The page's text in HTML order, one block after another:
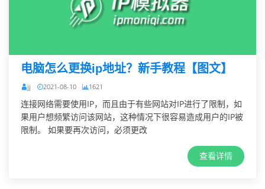
电脑怎么更换ip地址？新手教程【图文】
jj 2021-08-10 1621
连接网络需要使用IP，而且由于有些网站对IP进行了限制，如
果用户想频繁访问该网站，这种情况下很容易造成用户的IP被
限制。 如果要再次访问，必须更改
查看详情